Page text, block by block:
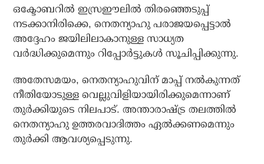
ഒക്ടോബറില്‍ ഇസ്രഈലില്‍ തിരഞ്ഞെടുപ്പ്
നടക്കാനിരിക്കെ, നെതന്യാഹു പരാജയപ്പെട്ടാല്‍
അദ്ദേഹം ജയിലിലാകാനുള്ള സാധ്യത
വര്‍ദ്ധിക്കുമെന്നും റിപ്പോര്‍ട്ടുകള്‍ സൂചിപ്പിക്കുന്നു.
അതേസമയം, നെതന്യാഹുവിന് മാപ്പ് നല്‍കുന്നത്
നീതിയോടുള്ള വെല്ലുവിളിയായിരിക്കുമെന്നാണ്
തുര്‍ക്കിയുടെ നിലപാട്. അന്താരാഷ്ട്ര തലത്തില്‍
നെതന്യാഹു ഉത്തരവാദിത്തം ഏല്‍ക്കണമെന്നും
തുര്‍ക്കി ആവശ്യപ്പെടുന്നു.